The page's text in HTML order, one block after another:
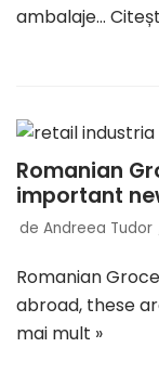
ambalaje…
Romanian
important
de Andreea Tudor
Romanian
abroad, these
mai mult »